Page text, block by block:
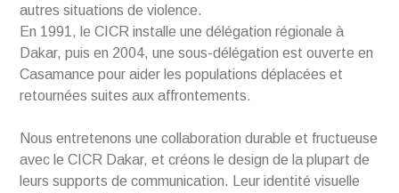
autres situations de violence.
En 1991, le CICR installe une délégation régionale à
Dakar, puis en 2004, une sous-délégation est ouverte en
Casamance pour aider les populations déplacées et
retournées suites aux affrontements.
Nous entretenons une collaboration durable et fructueuse
avec le CICR Dakar, et créons le design de la plupart de
leurs supports de communication. Leur identité visuelle